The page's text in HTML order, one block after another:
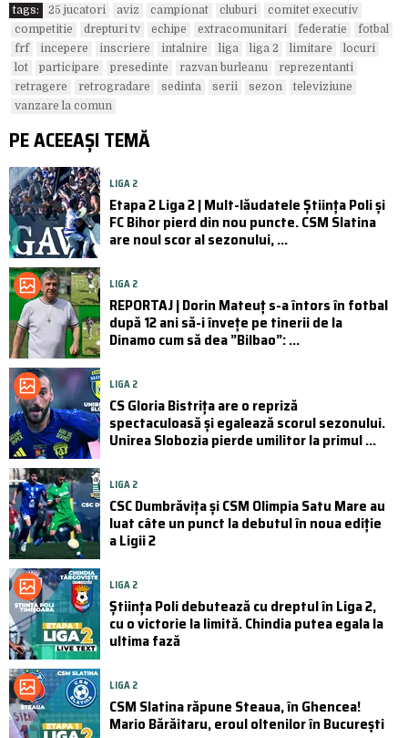
tags: 25 jucatori aviz campionat cluburi
comitet executiv
competitie
drepturi tv echipe extracomunitari federatie
fotbal
frf
incepere inscriere intalnire liga liga 2 limitare
locuri
lot
participare presedinte razvan burleanu
reprezentanti
retragere
retrogradare sedinta serii sezon
televiziune
vanzare la comun
PE ACEEAȘI TEMĂ
LIGA 2
Etapa 2 Liga 2 | Mult-lăudatele Știința Poli și
FC Bihor pierd din nou puncte. CSM Slatina
are noul scor al sezonului, ...
LIGA 2
REPORTAJ | Dorin Mateuț s-a întors în fotbal
după 12 ani să-i învețe pe tinerii de la
Dinamo cum să dea ”Bilbao”: ...
LIGA 2
CS Gloria Bistrița are o repriză
spectaculoasă și egalează scorul sezonului.
Unirea Slobozia pierde umilitor la primul ...
LIGA 2
CSC Dumbrăvița și CSM Olimpia Satu Mare au
luat câte un punct la debutul în noua ediție
a Ligii 2
LIGA 2
Știința Poli debutează cu dreptul în Liga 2,
cu o victorie la limită. Chindia putea egala la
ultima fază
LIGA 2
CSM Slatina răpune Steaua, în Ghencea!
Mario Bărăitaru, eroul oltenilor în București